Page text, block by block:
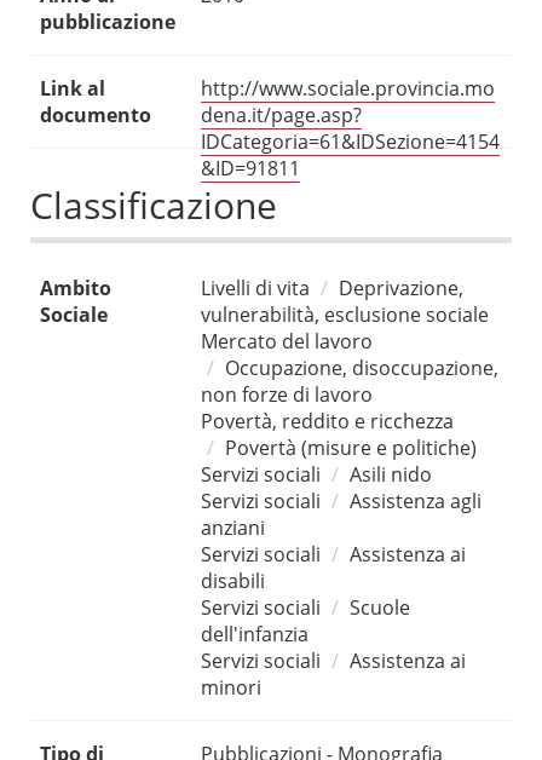
pubblicazione
Link al
documento
http://www.sociale.provincia.mo
dena.it/page.asp?
IDCategoria=61&IDSezione=4154
&ID=91811
Classificazione
Ambito
Sociale
Livelli di vita
Deprivazione,
vulnerabilità, esclusione sociale
Mercato del lavoro
Occupazione, disoccupazione,
non forze di lavoro
Povertà, reddito e ricchezza
Povertà (misure e politiche)
Servizi sociali
Asili nido
Servizi sociali
Assistenza agli
anziani
Servizi sociali
Assistenza ai
disabili
Servizi sociali
Scuole
dell'infanzia
Servizi sociali
Assistenza ai
minori
Tipo di Pubblicazioni - Monografia